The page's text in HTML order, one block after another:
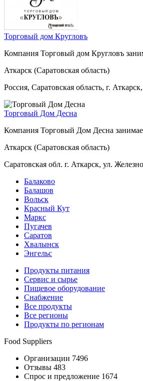
Торговый дом Кругловъ
Компания Торговый дом Кругловъ
Аткарск (Саратовская область)
Россия, Саратовская область, г.
Торговый Дом Десна
Компания Торговый Дом Десна
Аткарск (Саратовская область)
Саратовская обл. г. Аткарск, ул.
Балаково
Балашов
Вольск
Красный Кут
Маркс
Пугачев
Саратов
Хвалынск
Энгельс
Продукты питания
Сервис и сырье
Пищевое оборудование
Снабжение
Все продукты
Все регионы
Продукты по регионам
Food Suppliers
Организации 7496
Отзывы 483
Спрос и предложение 1674